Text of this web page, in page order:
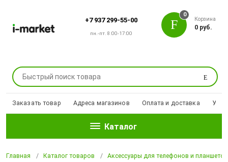
+7 937 299-55-00
пн.-пт. 8:00-17:00
Поиск
0
Корзина
0 руб.
Заказать товар Адреса магазинов Оплата и доставка
Каталог
Главная Каталог товаров Аксессуары для телефонов и планшетов